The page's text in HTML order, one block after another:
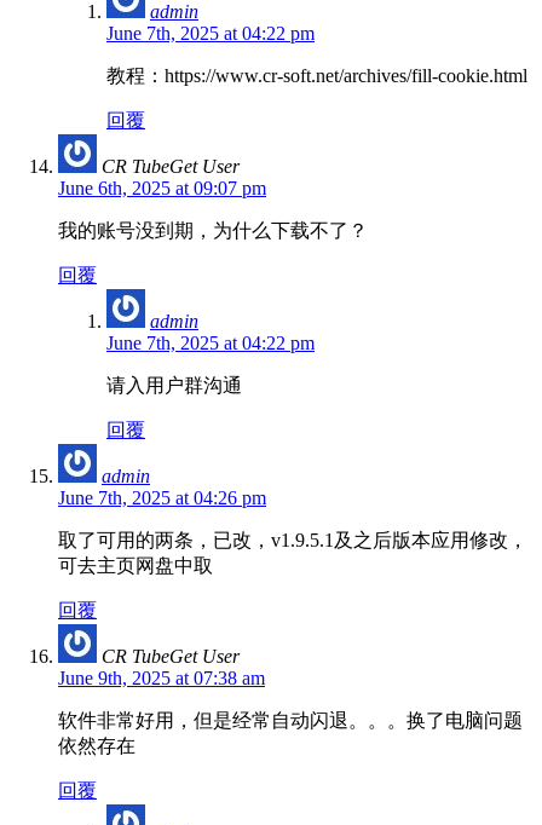
admin
June 7th, 2025 at 04:22 pm
教程：https://www.cr-soft.net/archives/fill-cookie.html
回覆
CR TubeGet User
June 6th, 2025 at 09:07 pm
我的账号没到期，为什么下载不了？
回覆
admin
June 7th, 2025 at 04:22 pm
请入用户群沟通
回覆
admin
June 7th, 2025 at 04:26 pm
取了可用的两条，已改，v1.9.5.1及之后版本应用修改，
可去主页网盘中取
回覆
CR TubeGet User
June 9th, 2025 at 07:38 am
软件非常好用，但是经常自动闪退。。。换了电脑问题
依然存在
回覆